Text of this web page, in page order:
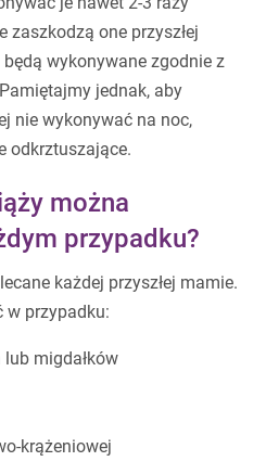
zaszkodzą one przyszłej
wykonywane zgodnie z
jednak, aby
nie wykonywać na noc,
odkrztuszające.
można
przypadku?
każdej przyszłej mamie.
w przypadku:
migdałków
krążeniowej